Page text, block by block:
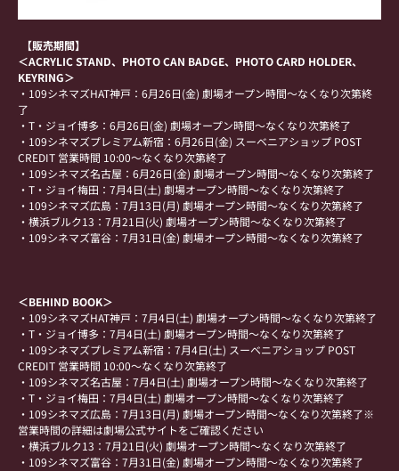
【販売期間】
＜ACRYLIC STAND、PHOTO CAN BADGE、PHOTO CARD HOLDER、
KEYRING＞
・109シネマズHAT神戸：6月26日(金) 劇場オープン時間～なくなり次第終
了
・T・ジョイ博多：6月26日(金) 劇場オープン時間～なくなり次第終了
・109シネマズプレミアム新宿：6月26日(金) スーベニアショップ POST
CREDIT 営業時間 10:00～なくなり次第終了
・109シネマズ名古屋：6月26日(金) 劇場オープン時間～なくなり次第終了
・T・ジョイ梅田：7月4日(土) 劇場オープン時間～なくなり次第終了
・109シネマズ広島：7月13日(月) 劇場オープン時間～なくなり次第終了
・横浜ブルク13：7月21日(火) 劇場オープン時間～なくなり次第終了
・109シネマズ富谷：7月31日(金) 劇場オープン時間～なくなり次第終了
＜BEHIND BOOK＞
・109シネマズHAT神戸：7月4日(土) 劇場オープン時間～なくなり次第終了
・T・ジョイ博多：7月4日(土) 劇場オープン時間～なくなり次第終了
・109シネマズプレミアム新宿：7月4日(土) スーベニアショップ POST
CREDIT 営業時間 10:00～なくなり次第終了
・109シネマズ名古屋：7月4日(土) 劇場オープン時間～なくなり次第終了
・T・ジョイ梅田：7月4日(土) 劇場オープン時間～なくなり次第終了
・109シネマズ広島：7月13日(月) 劇場オープン時間～なくなり次第終了※
営業時間の詳細は劇場公式サイトをご確認ください
・横浜ブルク13：7月21日(火) 劇場オープン時間～なくなり次第終了
・109シネマズ富谷：7月31日(金) 劇場オープン時間～なくなり次第終了